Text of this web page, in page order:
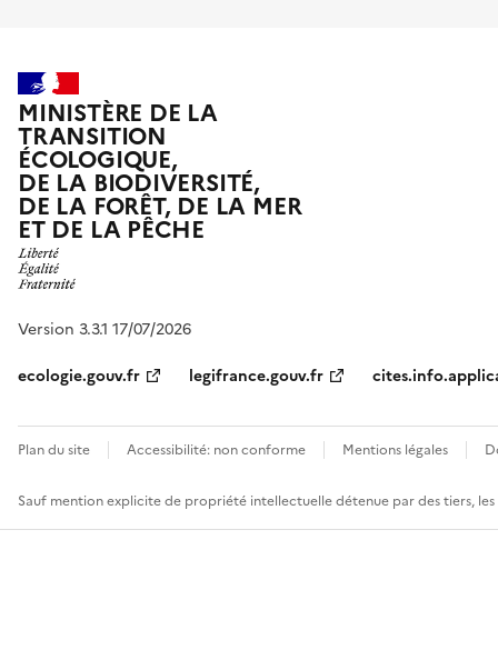
MINISTÈRE DE LA
TRANSITION
ÉCOLOGIQUE,
DE LA BIODIVERSITÉ,
DE LA FORÊT, DE LA MER
ET DE LA PÊCHE
Version 3.3.1 17/07/2026
ecologie.gouv.fr
legifrance.gouv.fr
Plan du site Accessibilité: non conforme Mentions légales
Sauf mention explicite de propriété intellectuelle détenue par des tiers,